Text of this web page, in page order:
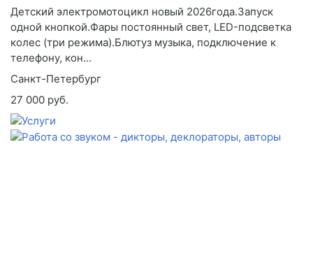
Детский электромотоцикл новый 2026года.Запуск
одной кнопкой.Фары постоянный свет, LED-подсветка
колес (три режима).Блютуз музыка, подключение к
телефону, кон...
Санкт-Петербург
27 000 руб.